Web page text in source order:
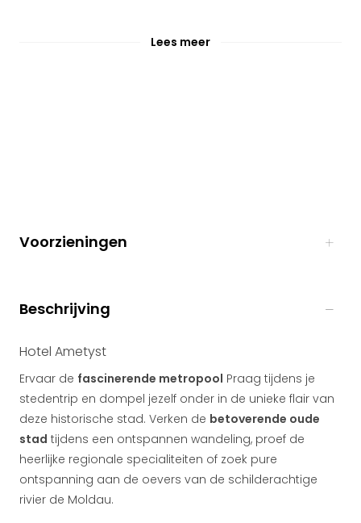
Lees meer
Voorzieningen
Beschrijving
Hotel Ametyst
Ervaar de fascinerende metropool Praag tijdens je
stedentrip en dompel jezelf onder in de unieke flair van
deze historische stad. Verken de betoverende oude
stad tijdens een ontspannen wandeling, proef de
heerlijke regionale specialiteiten of zoek pure
ontspanning aan de oevers van de schilderachtige
rivier de Moldau.